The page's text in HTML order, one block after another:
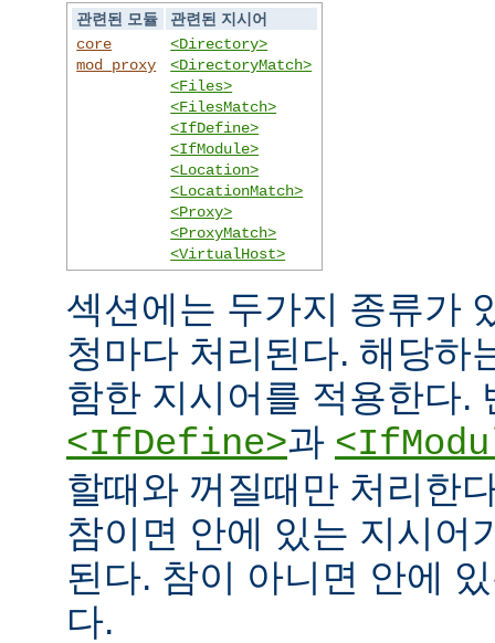
관련된 모듈
관련된 지시어
core
mod_proxy
<Directory>
<DirectoryMatch>
<Files>
<FilesMatch>
<IfDefine>
<IfModule>
<Location>
<LocationMatch>
<Proxy>
<ProxyMatch>
<VirtualHost>
섹션에는 두가지 종류가
청마다 처리된다. 해당하
함한 지시어를 적용한다.
<IfDefine>과
할때와 꺼질때만 처리한
참이면 안에 있는 지시어
된다. 참이 아니면 안에
다.